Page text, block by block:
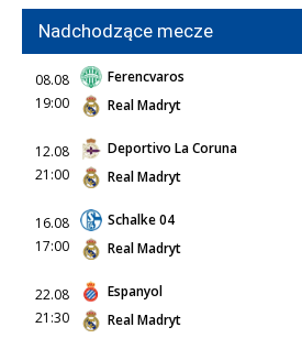
Nadchodzące mecze
08.08
19:00
Ferencvaros
Real Madryt
12.08
21:00
Deportivo La Coruna
Real Madryt
16.08
17:00
Schalke 04
Real Madryt
22.08
21:30
Espanyol
Real Madryt